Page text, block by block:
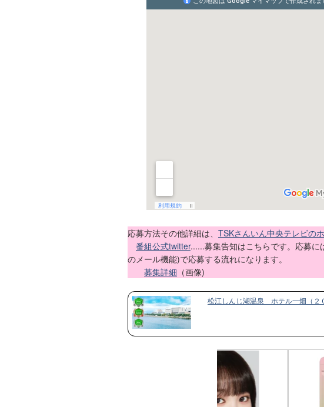
応募方法その他詳細は、 TSKさんいん中央テレビの
番組公式twitter......募集告知はこちらです。応募
のメール機能)で応募する流れになります。
募集詳細 （画像)
松江しんじ湖温泉 ホテル一畑（２